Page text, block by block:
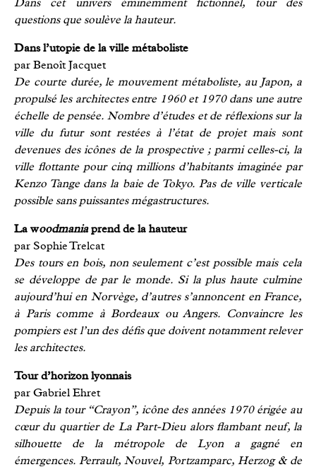
Dans cet univers éminemment fictionnel, tour des
questions que soulève la hauteur.
Dans l’utopie de la ville métaboliste
par Benoît Jacquet
De courte durée, le mouvement métaboliste, au Japon, a
propulsé les architectes entre 1960 et 1970 dans une autre
échelle de pensée. Nombre d’études et de réflexions sur la
ville du futur sont restées à l’état de projet mais sont
devenues des icônes de la prospective ; parmi celles-ci, la
ville flottante pour cinq millions d’habitants imaginée par
Kenzo Tange dans la baie de Tokyo. Pas de ville verticale
possible sans puissantes mégastructures.
La woodmaniaprend de la hauteur
par Sophie Trelcat
Des tours en bois, non seulement c’est possible mais cela
se développe de par le monde. Si la plus haute culmine
aujourd’hui en Norvège, d’autres s’annoncent en France,
à Paris comme à Bordeaux ou Angers. Convaincre les
pompiers est l’un des défis que doivent notamment relever
les architectes.
Tour d’horizon lyonnais
par Gabriel Ehret
Depuis la tour “Crayon”, icône des années 1970 érigée au
cœur du quartier de La Part-Dieu alors flambant neuf, la
silhouette de la métropole de Lyon a gagné en
émergences. Perrault, Nouvel, Portzamparc, Herzog & de